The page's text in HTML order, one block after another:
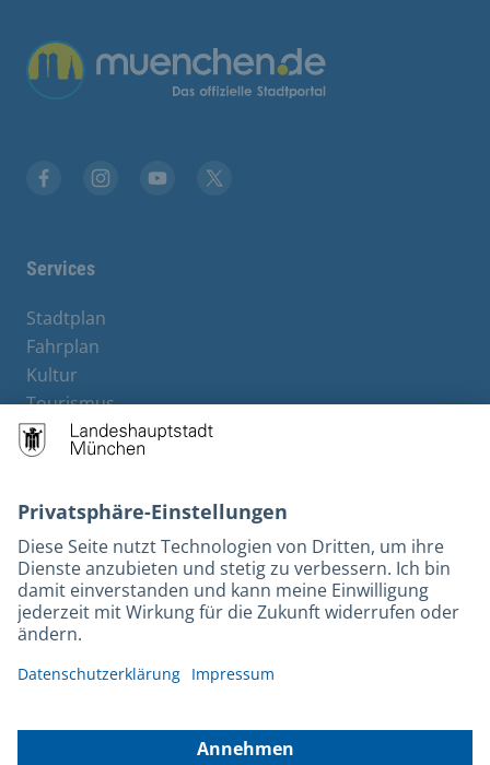
Übergreifende Links
Services
Stadtplan
Fahrplan
Kultur
Tourismus
M-Strom
Bürgerservice
Rechtliches und Kontakt
Barrierefreiheit
Leichte Sprache
Gebärdensprache
Kontakt